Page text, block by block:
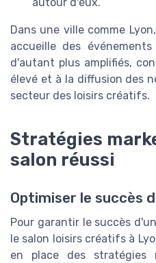
Dans une ville comme
accueille des
d'autant plus amplifiés,
élevé et à la diffusion des
secteur des loisirs créatifs.
Stratégies
salon réussi
Optimiser le succès
Pour garantir le succès
le salon loisirs créatifs à
en place des stratégies